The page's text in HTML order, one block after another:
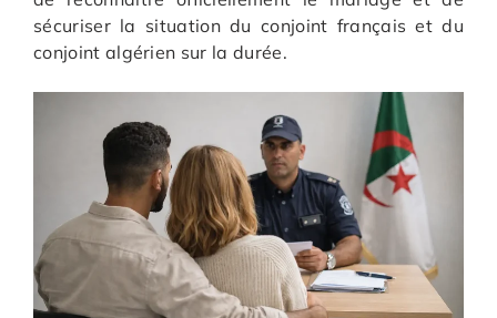
sécuriser la situation du conjoint français et du
conjoint algérien sur la durée.